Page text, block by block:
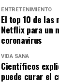
ENTRETENIMIENTO
El top 10 de las
Netflix para un
coronavirus
VIDA SANA
Científicos
puede curar el